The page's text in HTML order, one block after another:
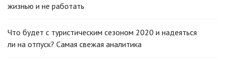
жизнью и не работать
Что будет с туристическим сезоном 2020 и надеяться
ли на отпуск? Самая свежая аналитика